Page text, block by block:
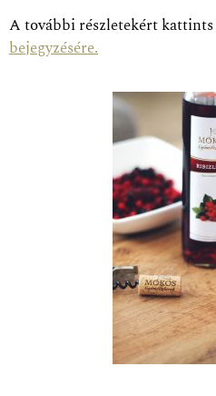
A további részletekért kattints
bejegyzésére.